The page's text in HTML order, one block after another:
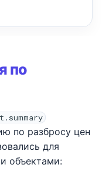
по
по разбросу цен
для
объектами: